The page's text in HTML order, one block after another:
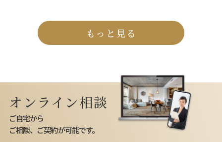
もっと見る
オンライン相談
ご自宅から
ご相談、ご契約が可能です。